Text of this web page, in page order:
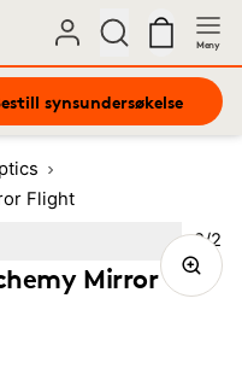
Meny
synsundersøkelse
Flight
Mirror
Bilde
2/2
(Current image)